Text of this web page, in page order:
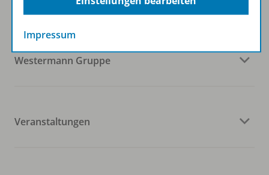
Westermann Gruppe
Veranstaltungen
Impressum